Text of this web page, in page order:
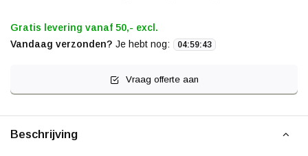
Gratis levering vanaf 50,- excl.
Vandaag verzonden? Je hebt nog: 04:59:42
Vraag offerte aan
Beschrijving